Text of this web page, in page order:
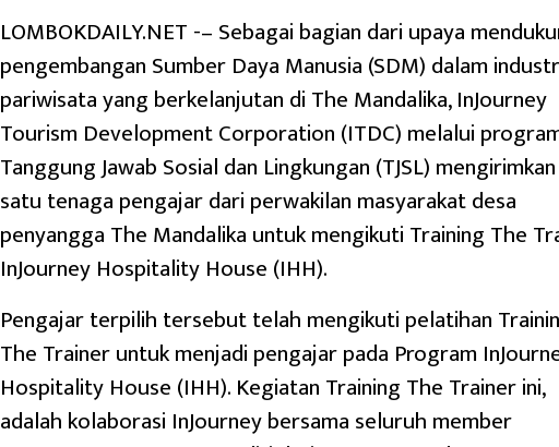
LOMBOKDAILY.NET -– Sebagai bagian dari upaya
pengembangan Sumber Daya Manusia (SDM) dalam
pariwisata yang berkelanjutan di The Mandalika, InJourney
Tourism Development Corporation (ITDC) melalui
Tanggung Jawab Sosial dan Lingkungan (TJSL) mengirimkan
satu tenaga pengajar dari perwakilan masyarakat desa
penyangga The Mandalika untuk mengikuti Training The
InJourney Hospitality House (IHH).
Pengajar terpilih tersebut telah mengikuti pelatihan
The Trainer untuk menjadi pengajar pada Program
Hospitality House (IHH). Kegiatan Training The Trainer ini,
adalah kolaborasi InJourney bersama seluruh member